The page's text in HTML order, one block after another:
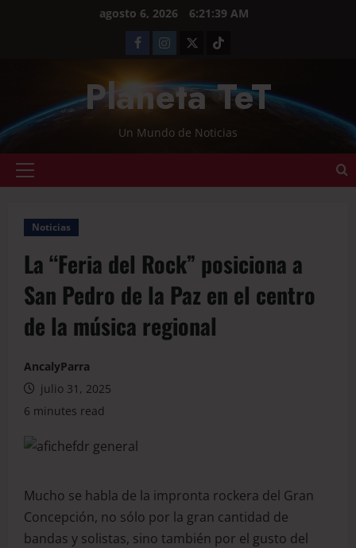
agosto 6, 2026 6:21:40 AM
Planeta TeT
Un Mundo de Noticias
Noticias
La “Feria del Rock” posiciona a
San Pedro de la Paz en el centro
de la música regional
AncalyParra
julio 31, 2025
6 minutes read
Mucho se habla de la impronta rockera del Gran
Concepción, no sólo por la gran cantidad de
bandas y solistas, sino también por el gusto del